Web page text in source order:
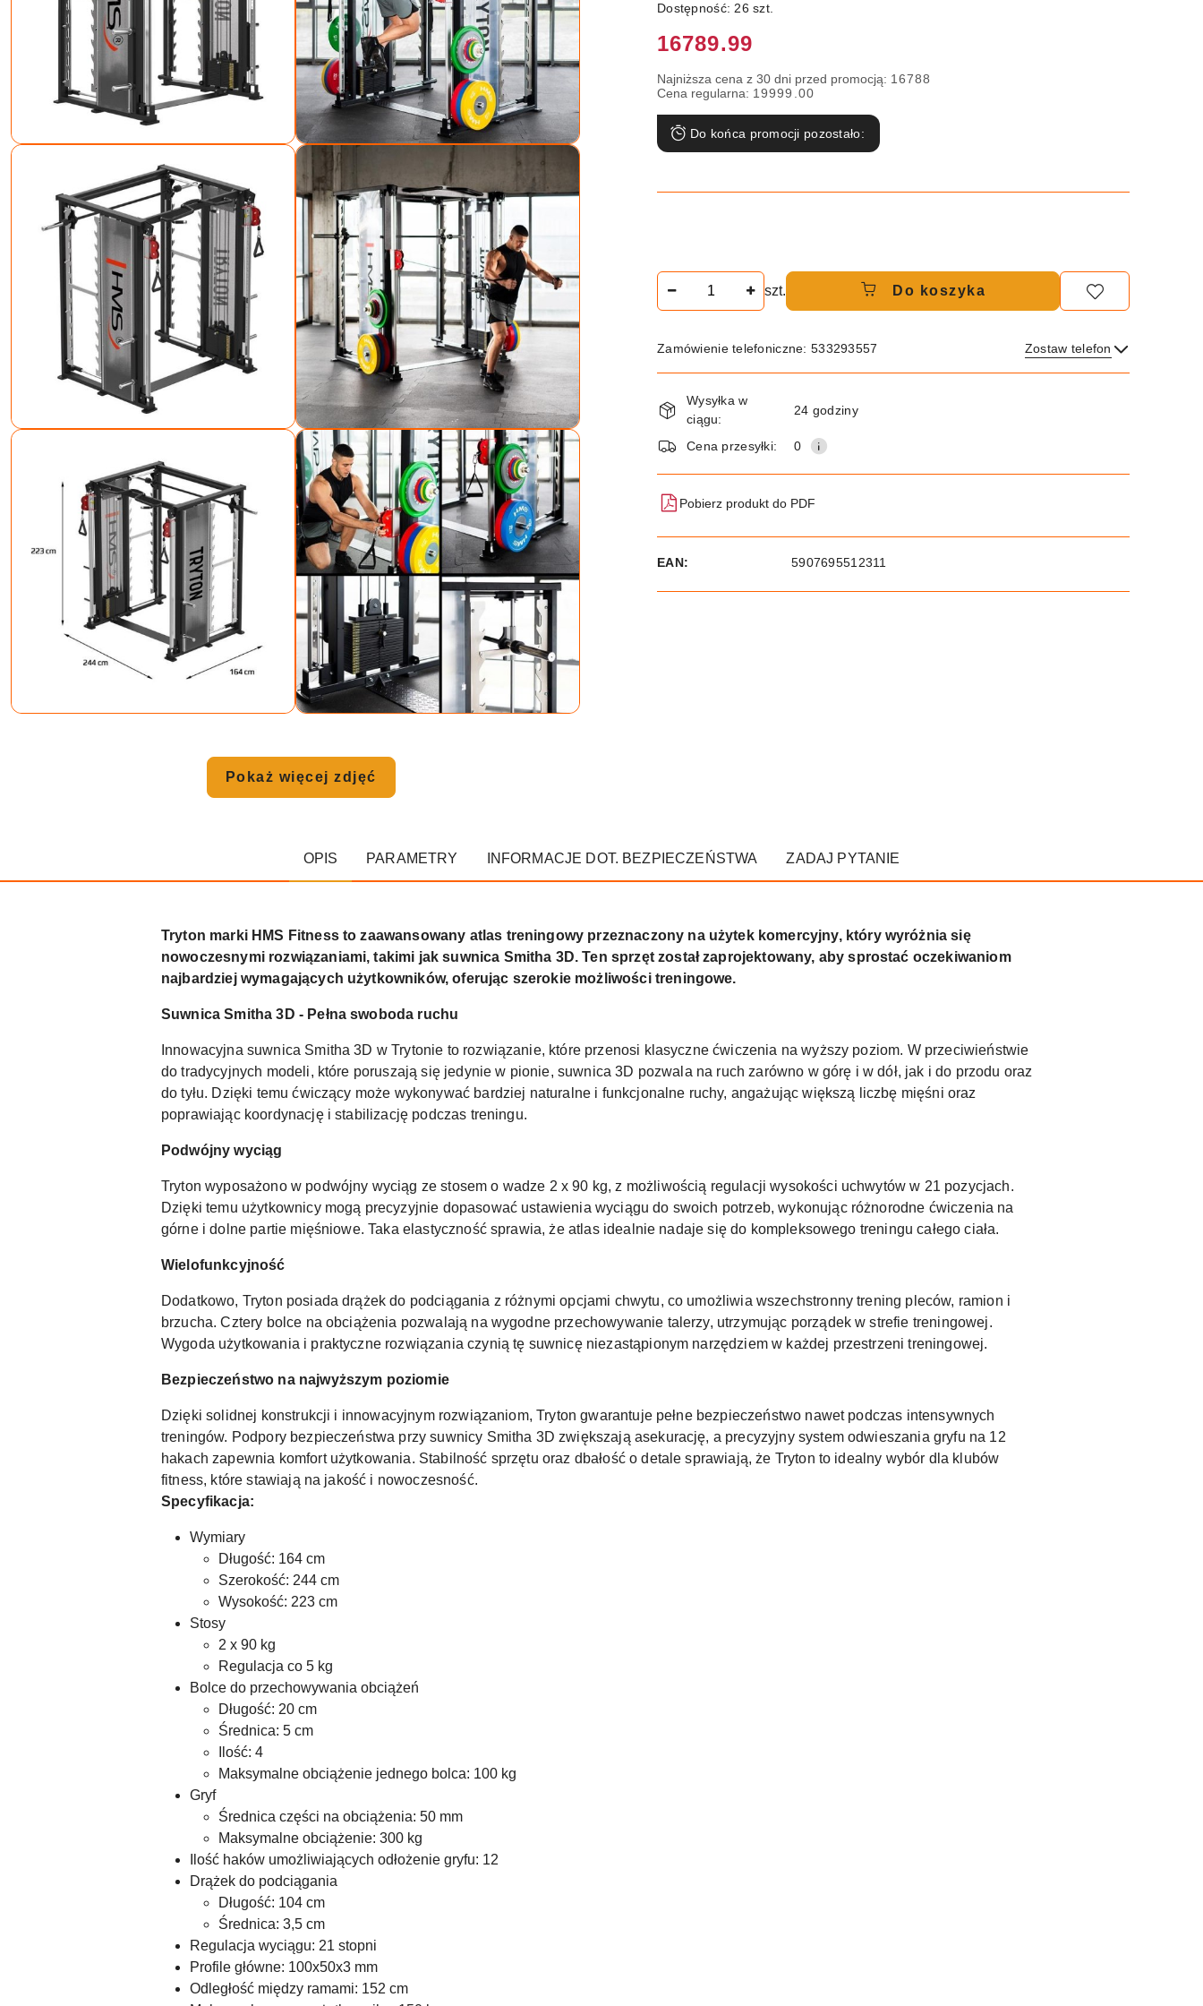
Pokaż więcej zdjęć
Dostępność: 26szt.
Cena:
16789.99
Najniższa cena z 30 dni przed promocją: 16788
Cena regularna: 19999.00
Do końca promocji pozostało:
szt. Do koszyka
Zamówienie telefoniczne: 533293557 Zostaw telefon
Wyślij
Dostępność
i
dostawa
Wysyłka w
ciągu:
24 godziny
Cena przesyłki: 0
Pobierz produkt do PDF
EAN: 5907695512311
OPIS PARAMETRY INFORMACJE DOT. BEZPIECZEŃSTWA ZADAJ PYTANIE
Tryton marki HMS Fitness to zaawansowany atlas treningowy przeznaczony na użytek komercyjny, który wyróżnia się
nowoczesnymi rozwiązaniami, takimi jak suwnica Smitha 3D. Ten sprzęt został zaprojektowany, aby sprostać oczekiwaniom
najbardziej wymagających użytkowników, oferując szerokie możliwości treningowe.
Suwnica Smitha 3D - Pełna swoboda ruchu
Innowacyjna suwnica Smitha 3D w Trytonie to rozwiązanie, które przenosi klasyczne ćwiczenia na wyższy poziom. W przeciwieństwie
do tradycyjnych modeli, które poruszają się jedynie w pionie, suwnica 3D pozwala na ruch zarówno w górę i w dół, jak i do przodu oraz
do tyłu. Dzięki temu ćwiczący może wykonywać bardziej naturalne i funkcjonalne ruchy, angażując większą liczbę mięśni oraz
poprawiając koordynację i stabilizację podczas treningu.
Podwójny wyciąg
Tryton wyposażono w podwójny wyciąg ze stosem o wadze 2 x 90 kg, z możliwością regulacji wysokości uchwytów w 21 pozycjach.
Dzięki temu użytkownicy mogą precyzyjnie dopasować ustawienia wyciągu do swoich potrzeb, wykonując różnorodne ćwiczenia na
górne i dolne partie mięśniowe. Taka elastyczność sprawia, że atlas idealnie nadaje się do kompleksowego treningu całego ciała.
Wielofunkcyjność
Dodatkowo, Tryton posiada drążek do podciągania z różnymi opcjami chwytu, co umożliwia wszechstronny trening pleców, ramion i
brzucha. Cztery bolce na obciążenia pozwalają na wygodne przechowywanie talerzy, utrzymując porządek w strefie treningowej.
Wygoda użytkowania i praktyczne rozwiązania czynią tę suwnicę niezastąpionym narzędziem w każdej przestrzeni treningowej.
Bezpieczeństwo na najwyższym poziomie
Dzięki solidnej konstrukcji i innowacyjnym rozwiązaniom, Tryton gwarantuje pełne bezpieczeństwo nawet podczas intensywnych
treningów. Podpory bezpieczeństwa przy suwnicy Smitha 3D zwiększają asekurację, a precyzyjny system odwieszania gryfu na 12
hakach zapewnia komfort użytkowania. Stabilność sprzętu oraz dbałość o detale sprawiają, że Tryton to idealny wybór dla klubów
fitness, które stawiają na jakość i nowoczesność.
Specyfikacja:
Wymiary
Długość: 164 cm
Szerokość: 244 cm
Wysokość: 223 cm
Stosy
2 x 90 kg
Regulacja co 5 kg
Bolce do przechowywania obciążeń
Długość: 20 cm
Średnica: 5 cm
Ilość: 4
Maksymalne obciążenie jednego bolca: 100 kg
Gryf
Średnica części na obciążenia: 50 mm
Maksymalne obciążenie: 300 kg
Ilość haków umożliwiających odłożenie gryfu: 12
Drążek do podciągania
Długość: 104 cm
Średnica: 3,5 cm
Regulacja wyciągu: 21 stopni
Profile główne: 100x50x3 mm
Odległość między ramami: 152 cm